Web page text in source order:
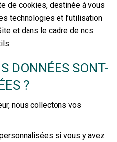
de cookies, destinée à vous
technologies et l’utilisation
et dans le cadre de nos
DONNÉES SONT-
?
nous collectons vos
si vous y avez